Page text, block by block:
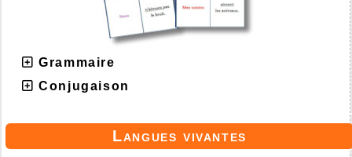
Grammaire
Conjugaison
Langues vivantes